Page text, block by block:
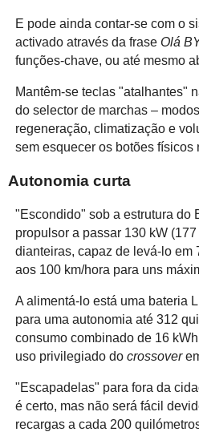
E pode ainda contar-se com o
activado através da frase Olá
funções-chave, ou até mesmo
Mantêm-se teclas "atalhantes"
do selector de marchas –
regeneração, climatização e
sem esquecer os botões físicos
Autonomia curta
"Escondido" sob a estrutura do
propulsor a passar 130 kW
dianteiras, capaz de levá-lo em
aos 100 km/hora para uns
A alimentá-lo está uma bateria
para uma autonomia até 312
consumo combinado de 16
uso privilegiado do crossover
"Escapadelas" para fora da
é certo, mas não será fácil
recargas a cada 200